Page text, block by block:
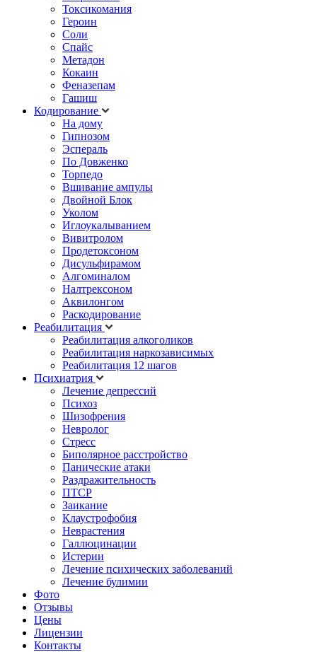
Токсикомания
Героин
Соли
Спайс
Метадон
Кокаин
Феназепам
Гашиш
Кодирование
На дому
Гипнозом
Эспераль
По Довженко
Торпедо
Вшивание ампулы
Двойной Блок
Уколом
Иглоукалыванием
Вивитролом
Продетоксоном
Дисульфирамом
Алгоминалом
Налтрексоном
Аквилонгом
Раскодирование
Реабилитация
Реабилитация алкоголиков
Реабилитация наркозависимых
Реабилитация 12 шагов
Психиатрия
Лечение депрессий
Психоз
Шизофрения
Невролог
Стресс
Биполярное расстройство
Панические атаки
Раздражительность
ПТСР
Заикание
Клаустрофобия
Неврастения
Галлюцинации
Истерии
Лечение психических заболеваний
Лечение булимии
Фото
Отзывы
Цены
Лицензии
Контакты